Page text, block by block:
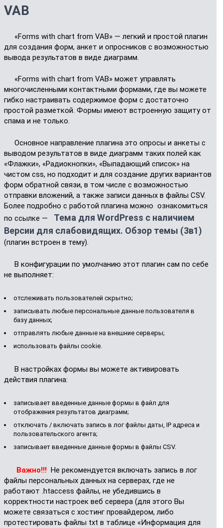
VAB
«Forms with chart from VAB» — легкий и простой плагин
для создания форм, анкет и опросников с возможностью
вывода результатов в виде диаграмм.
«Forms with chart from VAB» может управлять
многочисленными контактными формами, где вы можете
гибко настраивать содержимое форм с достаточно
простой разметкой. Формы имеют встроенную защиту от
спама и не только.
Основное направление плагина это опросы и анкеты с
выводом результатов в виде диаграмм таких полей как
«Флажки», «Радиокнопки», «Выпадающий список» на
чистом css, но подходит и для создание других вариантов
форм обратной связи, в том числе с возможностью
отправки вложений, а также записи данных в файлы CSV.
Более подробно с работой плагина можно ознакомиться
по ссылке —
Тема для WordPress с наличием
Версии для слабовидящих. Обзор темы (3в1)
(плагин встроен в тему).
В конфигурации по умолчанию этот плагин сам по себе
не выполняет:
отслеживать пользователей скрытно;
записывать любые персональные данные пользователя в
базу данных;
отправлять любые данные на внешние серверы;
использовать файлы cookie.
В настройках формы вы можете активировать
действия плагина:
записывает введенные данные формы в файл для
отображения результатов диаграмм;
отключать / включать запись в лог файлы даты, IP адреса и
пользовательского агента;
записывает введенные данные формы в файлы CSV.
Важно!!!
Не рекомендуется включать запись в лог
файлы персональных данных на серверах, где не
работают .htaccess файлы, не убедившись в
корректности настроек веб сервера (для этого Вы
можете связаться с хостинг провайдером, либо
протестировать файлы txt в таблице «Информация для